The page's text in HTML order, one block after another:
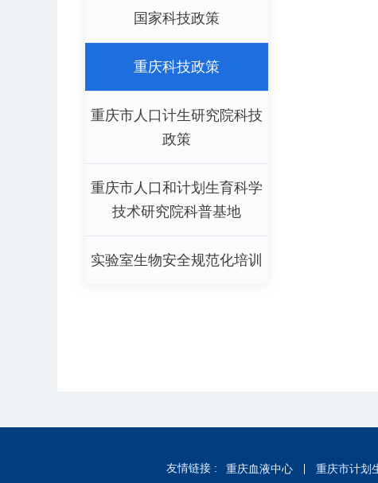
国家科技政策
重庆科技政策
重庆市人口计生研究院科技
政策
重庆市人口和计划生育科学
技术研究院科普基地
实验室生物安全规范化培训
友情链接 : 重庆血液中心 重庆市计划